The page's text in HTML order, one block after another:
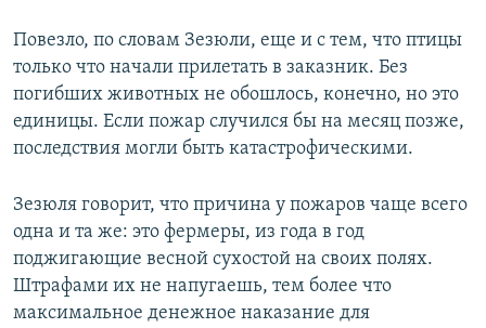
Повезло, по словам Зезюли, еще и с тем, что птицы
только что начали прилетать в заказник. Без
погибших животных не обошлось, конечно, но это
единицы. Если пожар случился бы на месяц позже,
последствия могли быть катастрофическими.
Зезюля говорит, что причина у пожаров чаще всего
одна и та же: это фермеры, из года в год
поджигающие весной сухостой на своих полях.
Штрафами их не напугаешь, тем более что
максимальное денежное наказание для